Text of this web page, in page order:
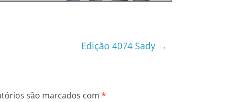
Edição 4074 Sady →
são marcados com *